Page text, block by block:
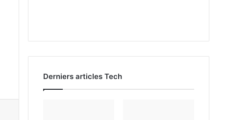
Derniers articles Tech